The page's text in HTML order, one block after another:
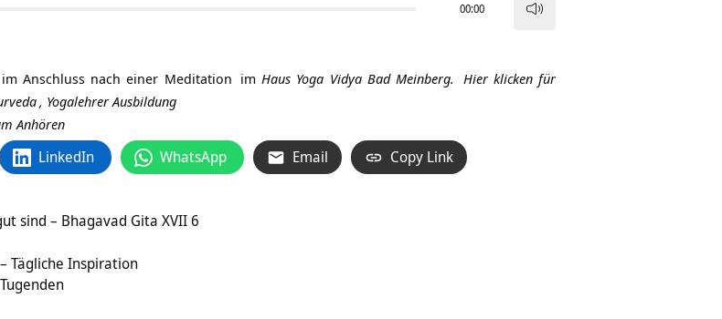
00:00
Anschluss nach einer Meditation imHaus Yoga Vidya Bad Meinberg. Hier klicken für
, Yogalehrer Ausbildung
Anhören
LinkedIn WhatsApp Email Copy Link
sind – Bhagavad Gita XVII 6
Tägliche Inspiration